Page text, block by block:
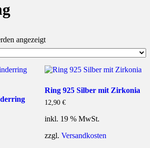
angezeigt
Ring 925 Silber mit Zirkonia
12,90 €
inkl. 19 % MwSt.
zzgl. Versandkosten